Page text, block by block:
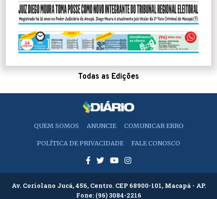
Todas as Edições
QUEM SOMOS ANUNCIE COMUNICAR ERRO
POLÍTICA DE PRIVACIDADE FALE CONOSCO
Av. Coriolano Jucá, 456, Centro. CEP 68900-101, Macapá - AP.
Fone: (96) 3084-2216